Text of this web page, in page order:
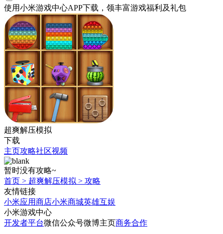
使用小米游戏中心APP下载 ，领丰富游戏福利 及礼包
超爽解压模拟
下载
主页攻略社区视频
暂时没有攻略~
首页 > 超爽解压模拟 > 攻略
友情链接
小米应用商店小米商城英雄互娱
小米游戏中心
开发者平台微信公众号微博主页商务合作